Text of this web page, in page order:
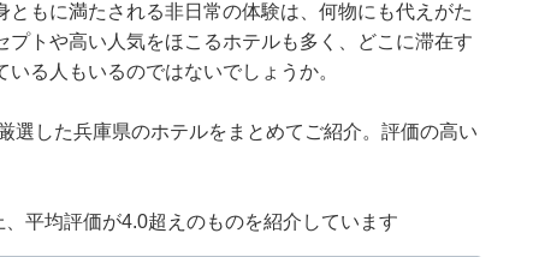
もに満たされる非日常の体験は、何物にも代えがた
トや高い人気をほこるホテルも多く、どこに滞在す
る人もいるのではないでしょうか。
選した兵庫県のホテルをまとめてご紹介。評価の高い
平均評価が4.0超えのものを紹介しています